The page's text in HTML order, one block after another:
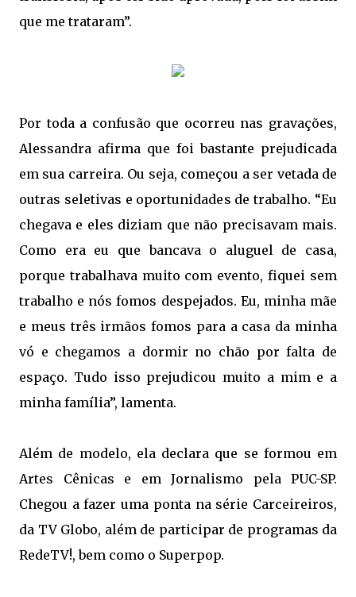
que me trataram”.
Por toda a confusão que ocorreu nas gravações,
Alessandra afirma que foi bastante prejudicada
em sua carreira. Ou seja, começou a ser vetada de
outras seletivas e oportunidades de trabalho. “Eu
chegava e eles diziam que não precisavam mais.
Como era eu que bancava o aluguel de casa,
porque trabalhava muito com evento, fiquei sem
trabalho e nós fomos despejados. Eu, minha mãe
e meus três irmãos fomos para a casa da minha
vó e chegamos a dormir no chão por falta de
espaço. Tudo isso prejudicou muito a mim e a
minha família”, lamenta.
Além de modelo, ela declara que se formou em
Artes Cênicas e em Jornalismo pela PUC-SP.
Chegou a fazer uma ponta na série Carceireiros,
da TV Globo, além de participar de programas da
RedeTV!, bem como o Superpop.